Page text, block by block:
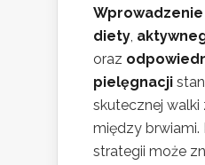
diety,
oraz
pielęgnacji
skutecznej
między brwiami.
strategii może